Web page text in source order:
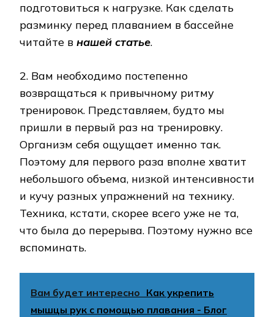
подготовиться к нагрузке. Как сделать
разминку перед плаванием в бассейне
читайте в нашей статье.
2. Вам необходимо постепенно
возвращаться к привычному ритму
тренировок. Представляем, будто мы
пришли в первый раз на тренировку.
Организм себя ощущает именно так.
Поэтому для первого раза вполне хватит
небольшого объема, низкой интенсивности
и кучу разных упражнений на технику.
Техника, кстати, скорее всего уже не та,
что была до перерыва. Поэтому нужно все
вспоминать.
Вам будет интересно Как укрепить
мышцы рук с помощью плавания - Блог